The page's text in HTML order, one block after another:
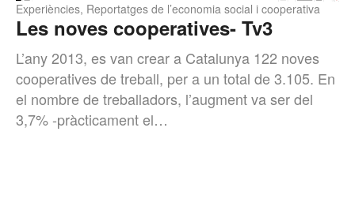
Les noves cooperatives- Tv3
Experiències, Reportatges de l’economia social i cooperativa
L’any 2013, es van crear a Catalunya 122 noves
cooperatives de treball, per a un total de 3.105. En
el nombre de treballadors, l’augment va ser del
3,7% -pràcticament el…